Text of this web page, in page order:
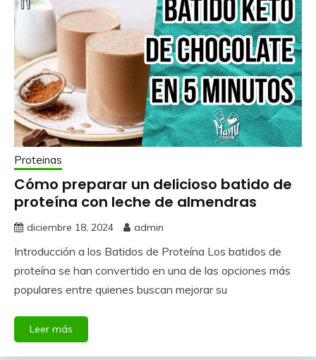
Proteinas
Cómo preparar un delicioso batido de
proteína con leche de almendras
diciembre 18, 2024 admin
Introducción a los Batidos de Proteína Los batidos de
proteína se han convertido en una de las opciones más
populares entre quienes buscan mejorar su
Leer más